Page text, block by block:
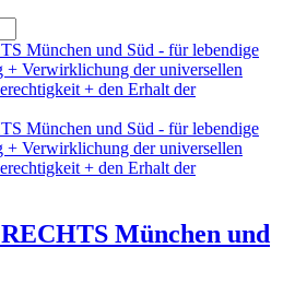
München und